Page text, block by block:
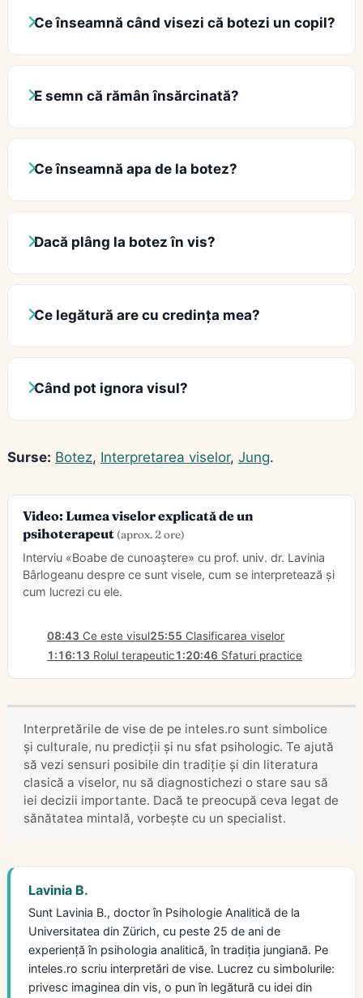
Ce înseamnă când visezi că botezi un copil?
E semn că rămân însărcinată?
Ce înseamnă apa de la botez?
Dacă plâng la botez în vis?
Ce legătură are cu credința mea?
Când pot ignora visul?
Surse: Botez, Interpretarea viselor, Jung.
Video: Lumea viselor explicată de un
psihoterapeut (aprox. 2 ore)
Interviu «Boabe de cunoaștere» cu prof. univ. dr. Lavinia
Bârlogeanu despre ce sunt visele, cum se interpretează și
cum lucrezi cu ele.
08:43 Ce este visul25:55 Clasificarea viselor
1:16:13 Rolul terapeutic1:20:46Sfaturi practice
Interpretările de vise de pe inteles.ro sunt simbolice
și culturale, nu predicții și nu sfat psihologic. Te ajută
să vezi sensuri posibile din tradiție și din literatura
clasică a viselor, nu să diagnostichezi o stare sau să
iei decizii importante. Dacă te preocupă ceva legat de
sănătatea mintală, vorbește cu un specialist.
Lavinia B.
Sunt Lavinia B., doctor în Psihologie Analitică de la
Universitatea din Zürich, cu peste 25 de ani de
experiență în psihologia analitică, în tradiția jungiană. Pe
inteles.ro scriu interpretări de vise. Lucrez cu simbolurile:
privesc imaginea din vis, o pun în legătură cu idei din